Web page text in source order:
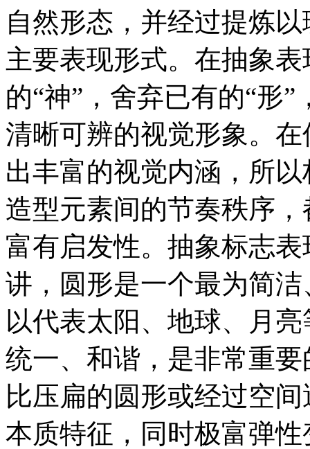
自然形态，并经过提炼
主要表现形式。在抽象
的“神”，舍弃已有的“形
清晰可辨的视觉形象。
出丰富的视觉内涵，所
造型元素间的节奏秩序
富有启发性。抽象标志
讲，圆形是一个最为简
以代表太阳、地球、月
统一、和谐，是非常重
比压扁的圆形或经过空
本质特征，同时极富弹